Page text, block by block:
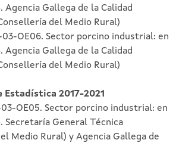
Gallega de la Calidad
del Medio Rural)
03-OE06. Sector porcino industrial: en
Gallega de la Calidad
del Medio Rural)
Estadística 2017-2021
03-OE05. Sector porcino industrial: en
Secretaría General Técnica
Medio Rural) y Agencia Gallega de